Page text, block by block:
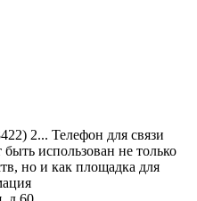
2... Телефон для связи
использован не только
но и как площадка для